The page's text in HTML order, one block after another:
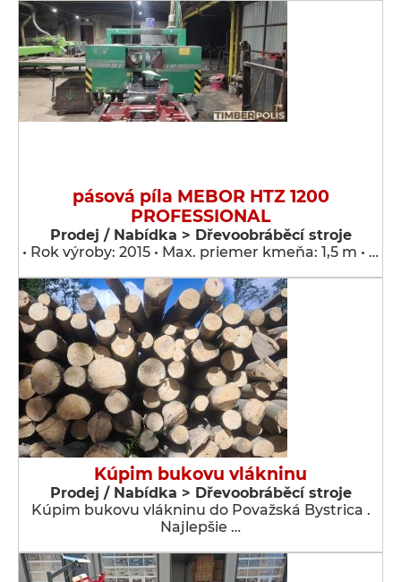
pásová píla MEBOR HTZ 1200
PROFESSIONAL
Prodej / Nabídka > Dřevoobráběcí stroje
• Rok výroby: 2015 • Max. priemer kmeňa: 1,5 m • …
Kúpim bukovu vlákninu
Prodej / Nabídka > Dřevoobráběcí stroje
Kúpim bukovu vlákninu do Považská Bystrica .
Najlepšie …